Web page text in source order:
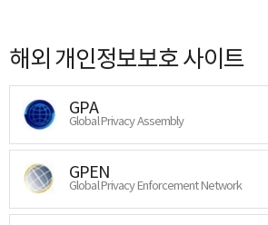
해외 개인정보보호 사이트
GPA
Global Privacy Assembly
GPEN
Global Privacy Enforcement Network